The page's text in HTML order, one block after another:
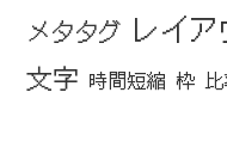
メタタグ レイア
文字 時間短縮 枠